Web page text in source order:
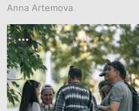
Anna Artemova